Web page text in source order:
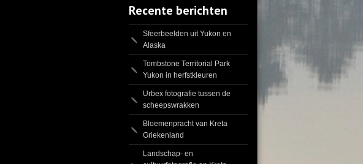
Recente berichten
Sfeerbeelden uit Yukon en
Alaska
Tombstone Territorial Park
Yukon in herfstkleuren
Urbex fotografie tussen de
scheepswrakken
Bloemenpracht van Kreta
Griekenland
Landschap- en